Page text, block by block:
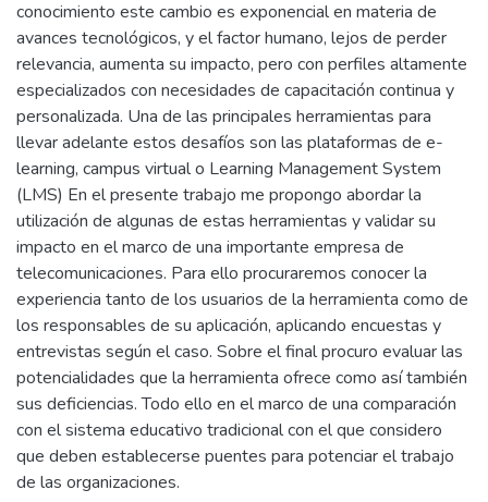
conocimiento este cambio es exponencial en materia de
avances tecnológicos, y el factor humano, lejos de perder
relevancia, aumenta su impacto, pero con perfiles altamente
especializados con necesidades de capacitación continua y
personalizada. Una de las principales herramientas para
llevar adelante estos desafíos son las plataformas de e-
learning, campus virtual o Learning Management System
(LMS) En el presente trabajo me propongo abordar la
utilización de algunas de estas herramientas y validar su
impacto en el marco de una importante empresa de
telecomunicaciones. Para ello procuraremos conocer la
experiencia tanto de los usuarios de la herramienta como de
los responsables de su aplicación, aplicando encuestas y
entrevistas según el caso. Sobre el final procuro evaluar las
potencialidades que la herramienta ofrece como así también
sus deficiencias. Todo ello en el marco de una comparación
con el sistema educativo tradicional con el que considero
que deben establecerse puentes para potenciar el trabajo
de las organizaciones.